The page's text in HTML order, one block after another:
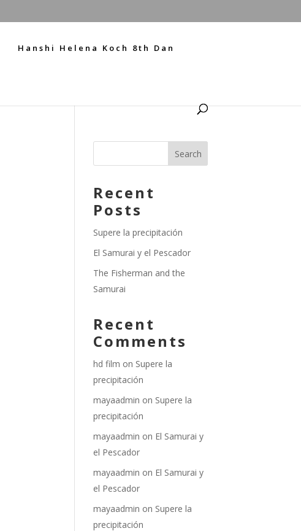
Hanshi Helena Koch 8th Dan
Recent
Posts
Supere la precipitación
El Samurai y el Pescador
The Fisherman and the
Samurai
Recent
Comments
hd film on Supere la
precipitación
mayaadmin on Supere la
precipitación
mayaadmin on El Samurai y
el Pescador
mayaadmin on El Samurai y
el Pescador
mayaadmin on Supere la
precipitación